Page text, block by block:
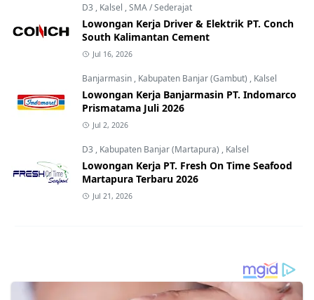
D3 , Kalsel ,SMA / Sederajat
Lowongan Kerja Driver & Elektrik PT. Conch
South Kalimantan Cement
Jul 16, 2026
Banjarmasin , Kabupaten Banjar (Gambut) , Kalsel
Lowongan Kerja Banjarmasin PT. Indomarco
Prismatama Juli 2026
Jul 2, 2026
D3 , Kabupaten Banjar (Martapura) , Kalsel
Lowongan Kerja PT. Fresh On Time Seafood
Martapura Terbaru 2026
Jul 21, 2026